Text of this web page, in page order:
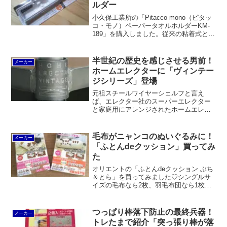
ルダー
小久保工業所の「Pitacco mono（ピタッ
コ・モノ）ペーパータオルホルダーKM-
189」を購入しました。従来の粘着式とは
り、収納グッズオブザイヤーにふさわし
い商品だと思います。
メーカー
半世紀の歴史を感じさせる男前！
ホームエレクターに「ヴィンテー
ジシリーズ」登場
元祖スチールワイヤーシェルフと言え
ば、エレクター社のスーパーエレクター
と家庭用にアレンジされたホームエレク
オーヤマのメタルラックの2強がシェアを
握っているとは言え、エレ...
メーカー
毛布がニャンコのぬいぐるみに！
「ふとんdeクッション」買ってみ
た
オリエントの「ふとんdeクッション ぶち
＆とら」を買ってみました♡シングルサ
イズの毛布なら2枚、羽毛布団なら1枚を
メーカー
つっぱり棒落下防止の最終兵器！
トレたまで紹介「突っ張り棒が落